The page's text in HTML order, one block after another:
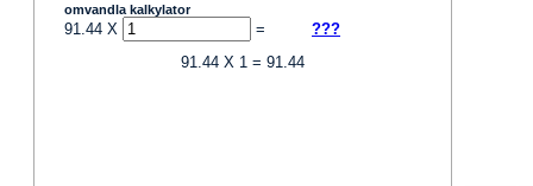
omvandla kalkylator
91.44 X =
???
91.44 X 1 = 91.44